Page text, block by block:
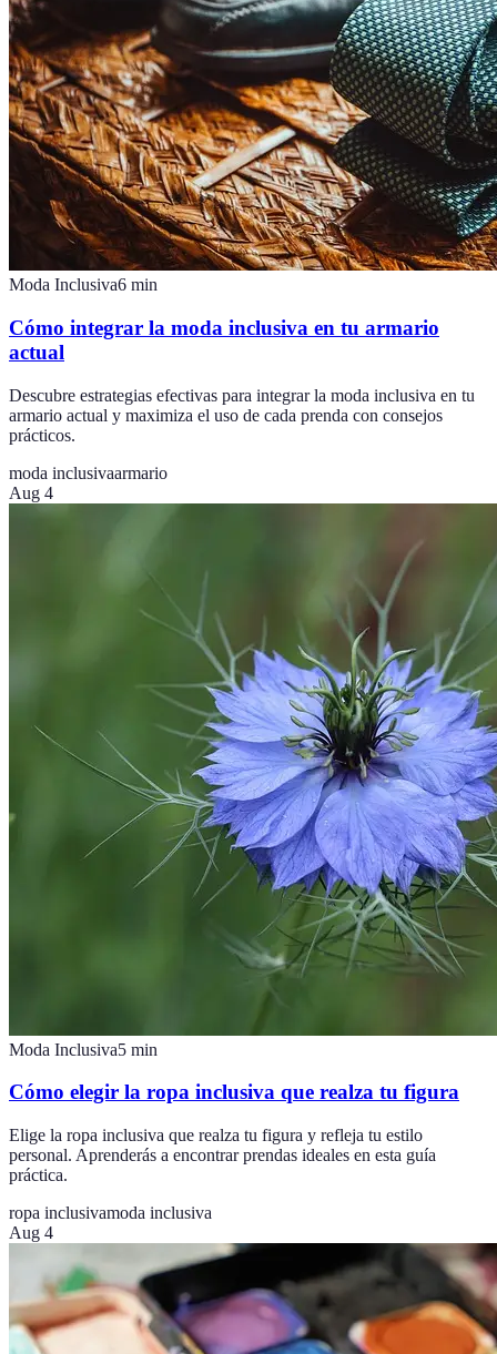
Moda Inclusiva6 min
Cómo integrar la moda inclusiva en tu armario
actual
Descubre estrategias efectivas para integrar la moda inclusiva en tu
armario actual y maximiza el uso de cada prenda con consejos
prácticos.
moda inclusivaarmario
Aug 4
Moda Inclusiva5 min
Cómo elegir la ropa inclusiva que realza tu figura
Elige la ropa inclusiva que realza tu figura y refleja tu estilo
personal. Aprenderás a encontrar prendas ideales en esta guía
práctica.
ropa inclusivamoda inclusiva
Aug 4